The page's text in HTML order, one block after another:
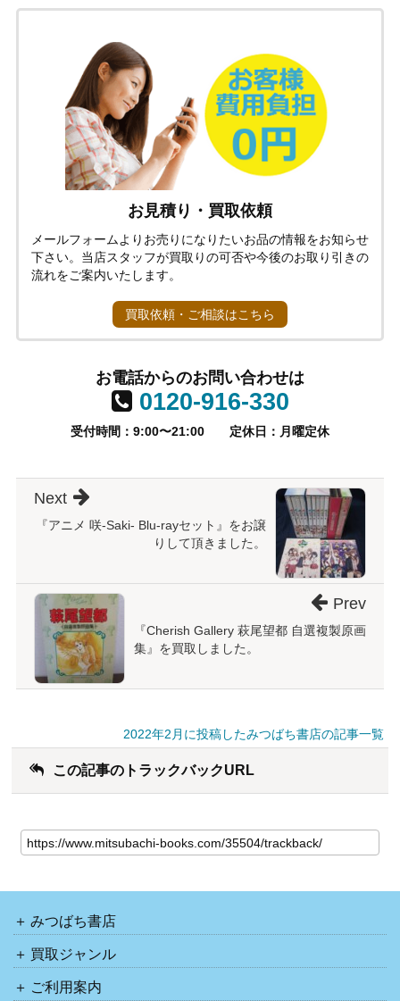
お見積り・買取依頼
メールフォームよりお売りになりたいお品の情報をお知らせ
下さい。当店スタッフが買取りの可否や今後のお取り引きの
流れをご案内いたします。
買取依頼・ご相談はこちら
お電話からのお問い合わせは
0120-916-330
受付時間：9:00〜21:00 定休日：月曜定休
『アニメ 咲-Saki- Blu-rayセット』をお譲
りして頂きました。
Next
『Cherish Gallery 萩尾望都 自選複製原画
集』を買取しました。
Prev
2022年2月に投稿したみつばち書店の記事一覧
この記事のトラックバックURL
みつばち書店
買取ジャンル
ご利用案内